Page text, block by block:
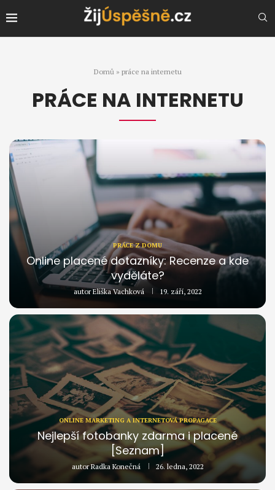
Domů » práce na internetu
PRÁCE NA INTERNETU
PRÁCE Z DOMU
Online placené dotazníky: Recenze a kde
vyděláte?
autorEliška Vachková 19. září, 2022
ONLINE MARKETING A INTERNETOVÁ PROPAGACE
Nejlepší fotobanky zdarma i placené
[Seznam]
autorRadka Konečná 26. ledna, 2022